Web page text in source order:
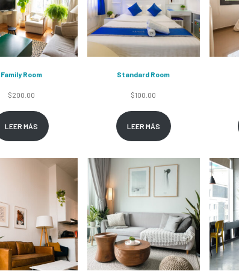
Family Room
$200.00
LEER MÁS
Standard Room
$100.00
LEER MÁS